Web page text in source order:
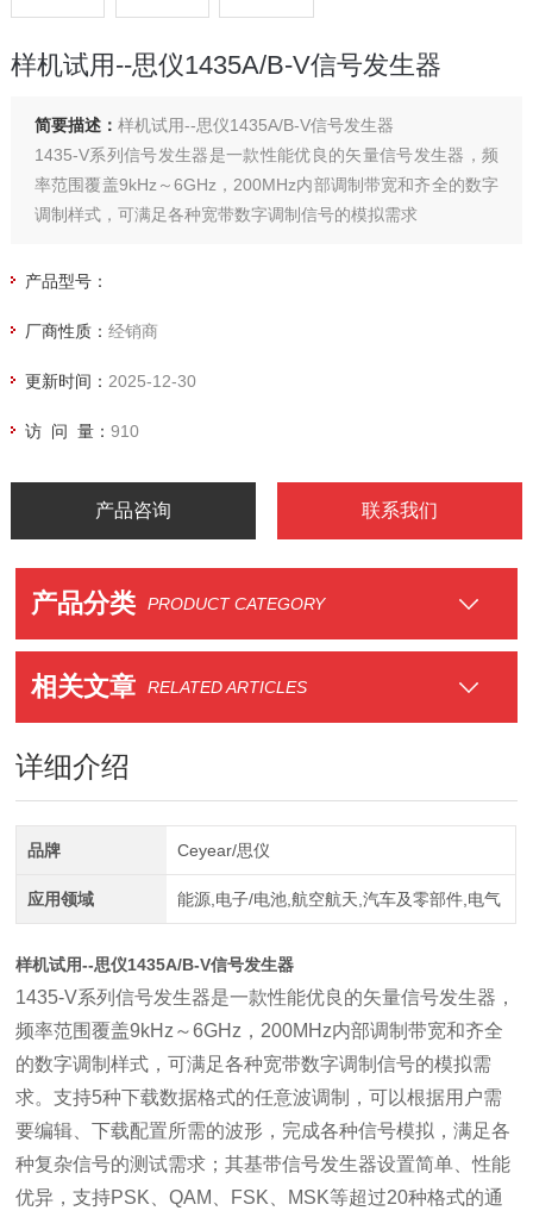
样机试用--思仪1435A/B-V信号发生器
简要描述： 样机试用--思仪1435A/B-V信号发生器
1435-V系列信号发生器是一款性能优良的矢量信号发生器，频
率范围覆盖9kHz～6GHz，200MHz内部调制带宽和齐全的数字
调制样式，可满足各种宽带数字调制信号的模拟需求
产品型号：
厂商性质： 经销商
更新时间： 2025-12-30
访 问 量： 910
产品咨询 联系我们
产品分类 PRODUCT CATEGORY
相关文章 RELATED ARTICLES
详细介绍
品牌 Ceyear/思仪
应用领域 能源,电子/电池,航空航天,汽车及零部件,电气
样机试用--思仪1435A/B-V信号发生器
1435-V系列信号发生器是一款性能优良的矢量信号发生器，
频率范围覆盖9kHz～6GHz，200MHz内部调制带宽和齐全
的数字调制样式，可满足各种宽带数字调制信号的模拟需
求。支持5种下载数据格式的任意波调制，可以根据用户需
要编辑、下载配置所需的波形，完成各种信号模拟，满足各
种复杂信号的测试需求；其基带信号发生器设置简单、性能
优异，支持PSK、QAM、FSK、MSK等超过20种格式的通